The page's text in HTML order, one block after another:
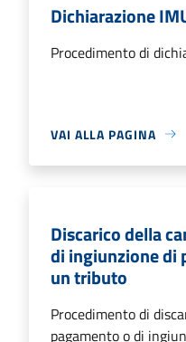
Dichiarazione
Procedimento di
VAI ALLA PAGINA
Discarico della
di ingiunzione di
un tributo
Procedimento di
pagamento o di